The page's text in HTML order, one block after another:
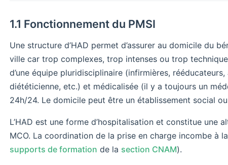
1.1 Fonctionnement du PMSI
Une structure d’HAD permet d’assurer au domicile du
ville car trop complexes, trop intenses ou trop
d’une équipe pluridisciplinaire (infirmières,
diététicienne, etc.) et médicalisée (il y a toujours un
24h/24. Le domicile peut être un établissement social
L’HAD est une forme d’hospitalisation et constitue une
MCO. La coordination de la prise en charge incombe à
supports de formation de la section CNAM).